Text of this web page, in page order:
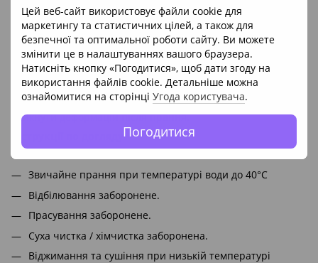
Цей веб-сайт використовує файли cookie для
маркетингу та статистичних цілей, а також для
безпечної та оптимальної роботи сайту. Ви можете
змінити це в налаштуваннях вашого браузера.
Натисніть кнопку «Погодитися», щоб дати згоду на
використання файлів cookie. Детальніше можна
ознайомитися на сторінці Угода користувача.
Погодитися
Наматрацник має дуже зручне кріплення, 4 гумки по кутах.
Еластичні гумки по кутах швидко і якісно допоможуть
закріпити наматрацник і запобігти його ковзанню.
Догляд за наматрацником простий, підлягає машинному
пранню. Якісний наповнювач наматрацника дозволяє
уникнути деформацій після прання.
Інструкції по догляду:
Звичайне прання при температурі води до 40°С
Відбілювання заборонене.
Прасування заборонене.
Суха чистка / хімчистка заборонена.
Віджимання та сушіння при низькій температурі